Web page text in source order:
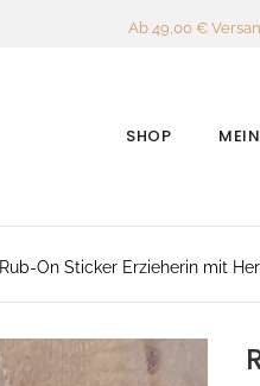
Ab 49,00 €
SHOP
Rub-On Sticker Erzieherin mit